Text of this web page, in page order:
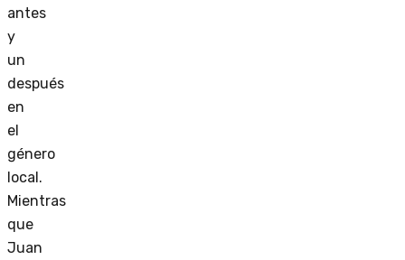
antes
y
un
después
en
el
género
local.
Mientras
que
Juan